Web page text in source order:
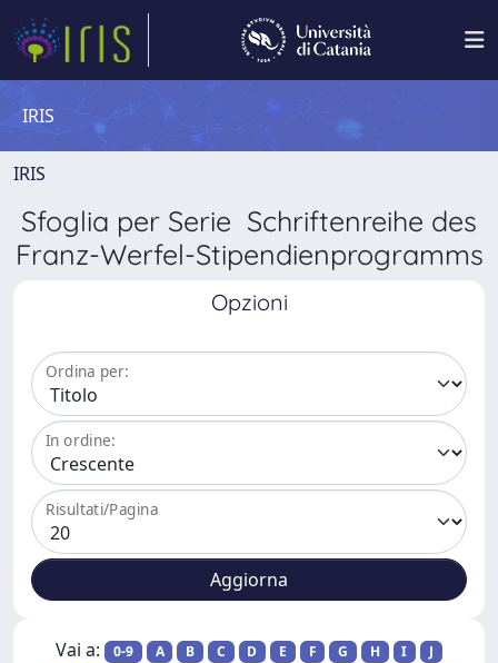
IRIS
IRIS
Sfoglia per Serie Schriftenreihe des
Franz-Werfel-Stipendienprogramms
Opzioni
Ordina per:
In ordine:
Risultati/Pagina
Vai a: 0-9 A B C D E F G H I
J